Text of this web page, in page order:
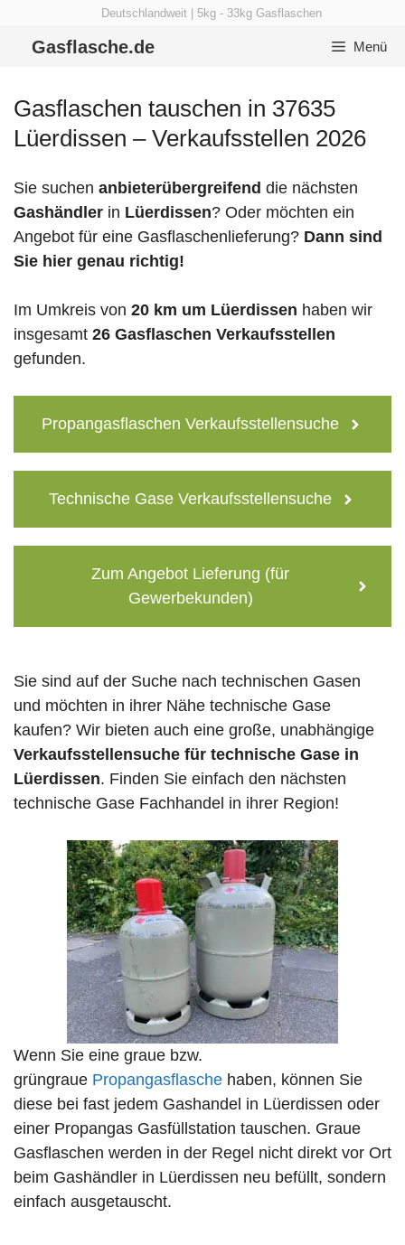
Deutschlandweit | 5kg - 33kg Gasflaschen
Gasflasche.de Menü
Gasflaschen tauschen in 37635
Lüerdissen – Verkaufsstellen 2026
Sie suchen anbieterübergreifend die nächsten
Gashändler in Lüerdissen? Oder möchten ein
Angebot für eine Gasflaschenlieferung? Dann sind
Sie hier genau richtig!
Im Umkreis von 20 km um Lüerdissen haben wir
insgesamt 26 Gasflaschen Verkaufsstellen
gefunden.
Propangasflaschen Verkaufsstellensuche
Technische Gase Verkaufsstellensuche
Zum Angebot Lieferung (für
Gewerbekunden)
Sie sind auf der Suche nach technischen Gasen
und möchten in ihrer Nähe technische Gase
kaufen? Wir bieten auch eine große, unabhängige
Verkaufsstellensuche für technische Gase in
Lüerdissen. Finden Sie einfach den nächsten
technische Gase Fachhandel in ihrer Region!
Wenn Sie eine graue bzw.
grüngraue Propangasflasche haben, können Sie
diese bei fast jedem Gashandel in Lüerdissen oder
einer Propangas Gasfüllstation tauschen. Graue
Gasflaschen werden in der Regel nicht direkt vor Ort
beim Gashändler in Lüerdissen neu befüllt, sondern
einfach ausgetauscht.